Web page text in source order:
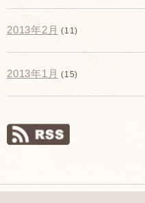
2013年2月 (11)
2013年1月 (15)